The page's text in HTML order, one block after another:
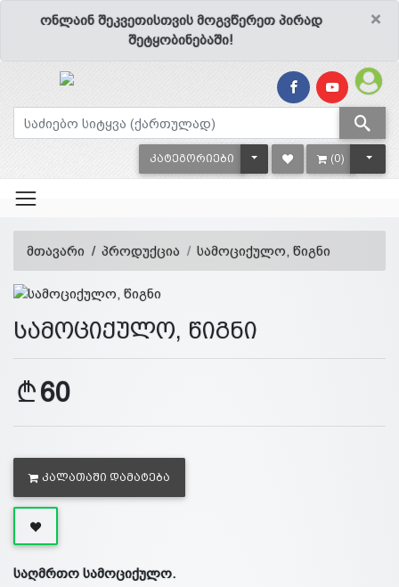
×
ონლაინ შეკვეთისთვის მოგვწერეთ პირად
შეტყობინებაში!
ᲙᲐᲢᲔᲒᲝᲠᲘᲔᲑᲘ TOGGLE DROPDOWN
(0)
მთავარი პროდუქცია სამოციქულო, წიგნი
სამოციქულო, წიგნი
60
ᲙᲐᲚᲐᲗᲐᲨᲘ ᲓᲐᲛᲐᲢᲔᲑᲐ
საღმრთო სამოციქულო.